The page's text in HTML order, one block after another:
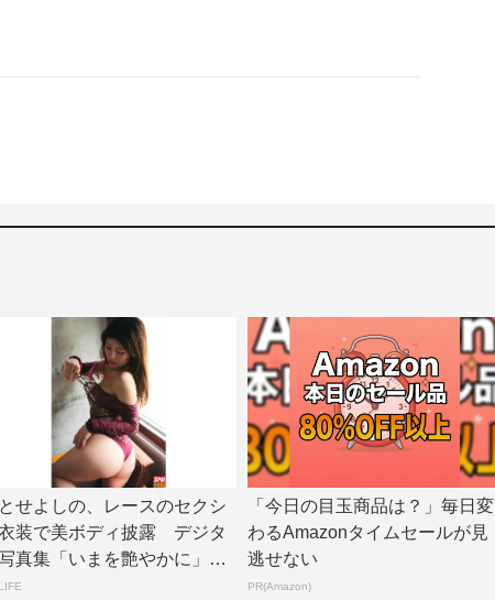
せよしの、レースのセクシ
装で美ボディ披露 デジタ
真集「いまを艶やかに」誌
ット公開 |...
「今日の目玉商品は？」毎日変
わるAmazonタイムセールが見
逃せない
PR(Amazon)